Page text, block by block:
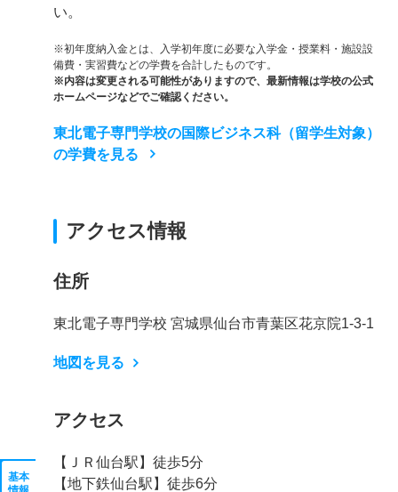
基本
い。
※初年度納入金とは、入学初年度に必要な入学金・授業料・施設設
備費・実習費などの学費を合計したものです。
※内容は変更される可能性がありますので、最新情報は学校の公式
ホームページなどでご確認ください。
東北電子専門学校の国際ビジネス科（留学生対象）
の学費を見る
アクセス情報
住所
東北電子専門学校 宮城県仙台市青葉区花京院1-3-1
地図を見る
アクセス
【ＪＲ仙台駅】徒歩5分
【地下鉄仙台駅】徒歩6分